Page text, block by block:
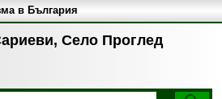
Село Проглед
в България